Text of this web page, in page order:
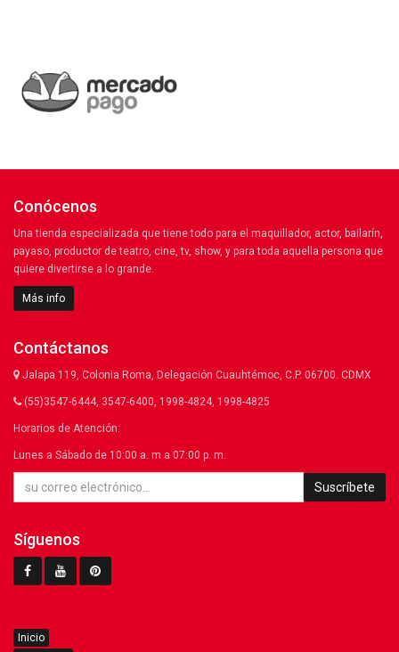
Conócenos
Una tienda especializada que tiene todo para el maquillador, actor, bailarín,
payaso, productor de teatro, cine, tv, show, y para toda aquella persona que
quiere divertirse a lo grande.
Más info
Contáctanos
Jalapa 119, Colonia Roma, Delegación Cuauhtémoc, C.P. 06700. CDMX
(55)3547-6444, 3547-6400, 1998-4824, 1998-4825
Horarios de Atención:
Lunes a Sábado de 10:00 a. m a 07:00 p. m.
Suscríbete
Síguenos
Inicio